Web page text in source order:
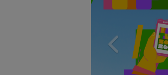
Previous